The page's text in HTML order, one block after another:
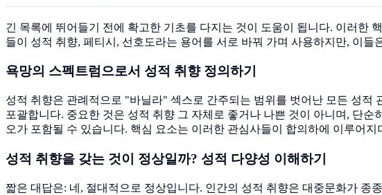
긴 목록에 뛰어들기 전에 확고한 기초를 다지는 것이 도움이 됩니다. 이러한
들이 성적 취향, 페티시, 선호도라는 용어를 서로 바꿔 가며 사용하지만, 이들
욕망의 스펙트럼으로서 성적 취향 정의하기
성적 취향은 관례적으로 "바닐라" 섹스로 간주되는 범위를 벗어난 모든 성
포괄합니다. 중요한 것은 성적 취향 그 자체로 좋거나 나쁜 것이 아니며, 단
오가 포함될 수 있습니다. 핵심 요소는 이러한 관심사들이 합의하에 이루어
성적 취향을 갖는 것이 정상일까? 성적 다양성 이해하기
짧은 대답은: 네, 절대적으로 정상입니다. 인간의 성적 취향은 대중문화가